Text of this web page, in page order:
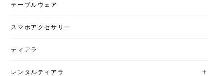
テーブルウェア
スマホアクセサリー
ティアラ
レンタルティアラ